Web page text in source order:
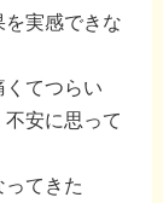
実感できな
くてつらい
安に思って
てきた